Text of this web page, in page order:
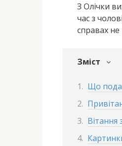
З Олічки
час з
справах не
Зміст
Що
Вітання